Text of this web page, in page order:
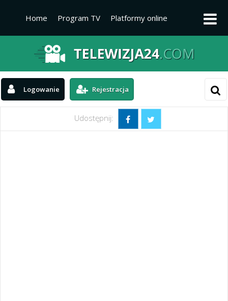
Home Program TV Platformy online
Platformy TV Kanały telewizyjne Aktualności
Logowanie Rejestracja
Udostępnij: